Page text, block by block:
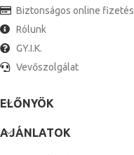
Biztonságos online fizetés
Rólunk
GY.I.K.
Vevőszolgálat
ELŐNYÖK
AJÁNLATOK